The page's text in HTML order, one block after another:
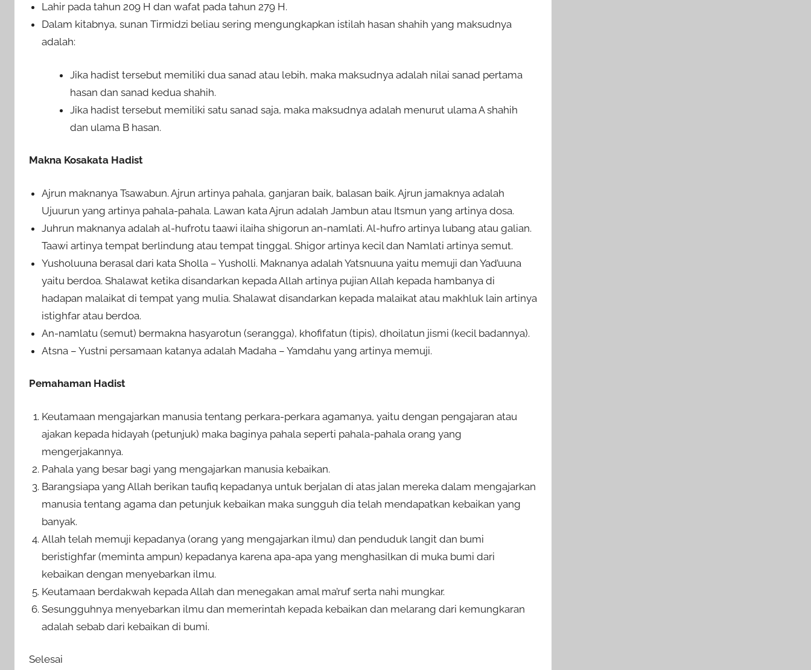
Lahir pada tahun 209 H dan wafat pada tahun 279 H.
Dalam kitabnya, sunan Tirmidzi beliau sering mengungkapkan istilah hasan shahih yang maksudnya
adalah:
Jika hadist tersebut memiliki dua sanad atau lebih, maka maksudnya adalah nilai sanad pertama
hasan dan sanad kedua shahih.
Jika hadist tersebut memiliki satu sanad saja, maka maksudnya adalah menurut ulama A shahih
dan ulama B hasan.
Makna Kosakata Hadist
Ajrun maknanya Tsawabun. Ajrun artinya pahala, ganjaran baik, balasan baik. Ajrun jamaknya adalah
Ujuurun yang artinya pahala-pahala. Lawan kata Ajrun adalah Jambun atau Itsmun yang artinya dosa.
Juhrun maknanya adalah al-hufrotu taawi ilaiha shigorun an-namlati. Al-hufro artinya lubang atau galian.
Taawi artinya tempat berlindung atau tempat tinggal. Shigor artinya kecil dan Namlati artinya semut.
Yusholuuna berasal dari kata Sholla – Yusholli. Maknanya adalah Yatsnuuna yaitu memuji dan Yad’uuna
yaitu berdoa. Shalawat ketika disandarkan kepada Allah artinya pujian Allah kepada hambanya di
hadapan malaikat di tempat yang mulia. Shalawat disandarkan kepada malaikat atau makhluk lain artinya
istighfar atau berdoa.
An-namlatu (semut) bermakna hasyarotun (serangga), khofifatun (tipis), dhoilatun jismi (kecil badannya).
Atsna – Yustni persamaan katanya adalah Madaha – Yamdahu yang artinya memuji.
Pemahaman Hadist
Keutamaan mengajarkan manusia tentang perkara-perkara agamanya, yaitu dengan pengajaran atau
ajakan kepada hidayah (petunjuk) maka baginya pahala seperti pahala-pahala orang yang
mengerjakannya.
Pahala yang besar bagi yang mengajarkan manusia kebaikan.
Barangsiapa yang Allah berikan taufiq kepadanya untuk berjalan di atas jalan mereka dalam mengajarkan
manusia tentang agama dan petunjuk kebaikan maka sungguh dia telah mendapatkan kebaikan yang
banyak.
Allah telah memuji kepadanya (orang yang mengajarkan ilmu) dan penduduk langit dan bumi
beristighfar (meminta ampun) kepadanya karena apa-apa yang menghasilkan di muka bumi dari
kebaikan dengan menyebarkan ilmu.
Keutamaan berdakwah kepada Allah dan menegakan amal ma’ruf serta nahi mungkar.
Sesungguhnya menyebarkan ilmu dan memerintah kepada kebaikan dan melarang dari kemungkaran
adalah sebab dari kebaikan di bumi.
Selesai